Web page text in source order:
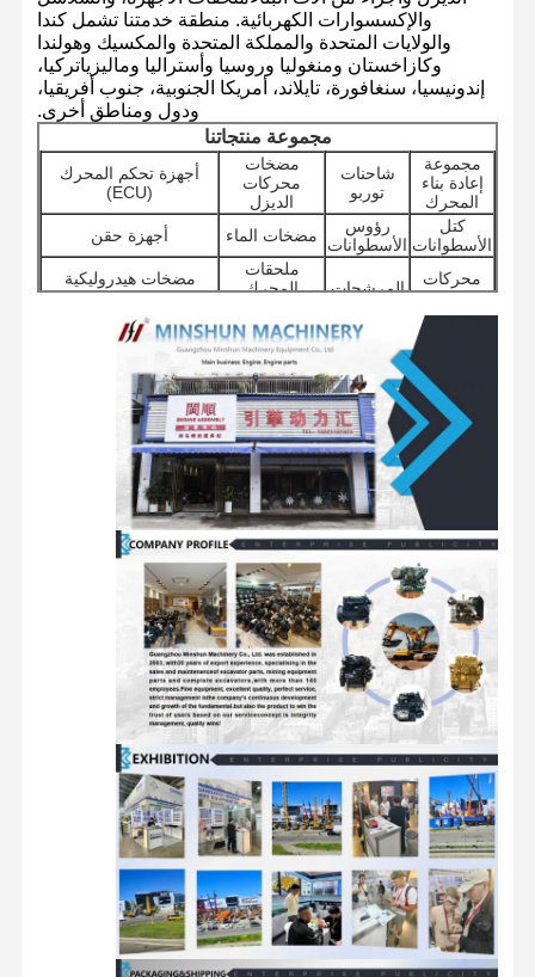
جولة في
مراقبة الجودة اتصل بنا أخبار
الحالات
محرك بيركنز
محرك يانمار
محرك كوبوتا
محرك إسوزو
محرك الكمون
محرك الديزل
محرك ميتسوبيشي
محرك الحفريات
طقم إعادة بناء المحرك
مضخة حقن
تجميع الشاحن التربيني
قطع غيار المحركات الأخرى
نظام التحكم الإلكتروني
المكونات الكهربائية للمحرك
والإكسسوارات الكهربائية. منطقة خدمتنا تشمل كندا
والولايات المتحدة والمملكة المتحدة والمكسيك وهولندا
وكازاخستان ومنغوليا وروسيا وأستراليا وماليزياتركيا،
إندونيسيا، سنغافورة، تايلاند، أمريكا الجنوبية، جنوب أفريقيا،
ودول ومناطق أخرى.
مجموعة منتجاتنا
مجموعة
إعادة بناء
المحرك
شاحنات
توربو
مضخات
محركات
الديزل
أجهزة تحكم المحرك
(ECU)
كتل
الأسطوانات
رؤوس
الأسطوانات
مضخات الماء أجهزة حقن
محركات
البداية
المرشحات
ملحقات
المحرك
مضخات هيدروليكية
للحفر
صمامات
التوزيع
مجموعات
محركات
السفر
مكونات الهيكل وغيرها